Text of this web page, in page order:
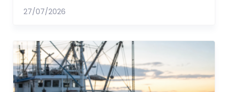
27/07/2026